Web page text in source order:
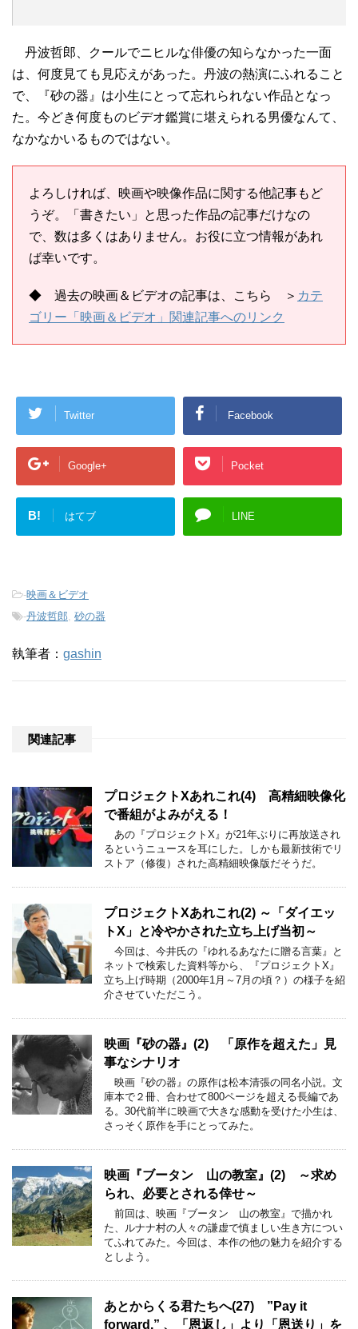
丹波哲郎、クールでニヒルな俳優の知らなかった一面
は、何度見ても見応えがあった。丹波の熱演にふれること
で、『砂の器』は小生にとって忘れられない作品となっ
た。今どき何度ものビデオ鑑賞に堪えられる男優なんて、
なかなかいるものではない。
よろしければ、映画や映像作品に関する他記事もど
うぞ。「書きたい」と思った作品の記事だけなの
で、数は多くはありません。お役に立つ情報があれ
ば幸いです。
◆ 過去の映画＆ビデオの記事は、こちら ＞ カテ
ゴリー「映画＆ビデオ」関連記事へのリンク
Twitter Facebook
Google+ Pocket
B! はてブ LINE
-映画＆ビデオ
-丹波哲郎 砂の器
執筆者： gashin
関連記事
プロジェクトXあれこれ(4) 高精細映像化
で番組がよみがえる！
あの『プロジェクトX』が21年ぶりに再放送され
るというニュースを耳にした。しかも最新技術でリ
ストア（修復）された高精細映像版だそうだ。
プロジェクトXあれこれ(2) ～「ダイエッ
トX」と冷やかされた立ち上げ当初～
今回は、今井氏の『ゆれるあなたに贈る言葉』と
ネットで検索した資料等から、『プロジェクトX』
立ち上げ時期（2000年1月～7月の頃？）の様子を紹
介させていただこう。
映画『砂の器』(2) 「原作を超えた」見
事なシナリオ
映画『砂の器』の原作は松本清張の同名小説。文
庫本で２冊、合わせて800ページを超える長編であ
る。30代前半に映画で大きな感動を受けた小生は、
さっそく原作を手にとってみた。
映画『ブータン 山の教室』(2) ～求め
られ、必要とされる倖せ～
前回は、映画『ブータン 山の教室』で描かれ
た、ルナナ村の人々の謙虚で慎ましい生き方につい
てふれてみた。今回は、本作の他の魅力を紹介する
としよう。
あとからくる君たちへ(27) ”Pay it
forward.” 、「恩返し」より「恩送り」を